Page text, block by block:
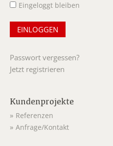
Eingeloggt bleiben
Passwort vergessen?
Jetzt registrieren
Kundenprojekte
Referenzen
Anfrage/Kontakt